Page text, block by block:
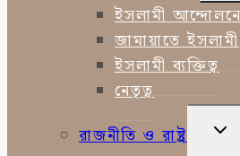
ইসলামী
জামায়াতে ইসলামী
ইসলামী ব্যক্তিত্ব
নেতৃত্ব
রাজনীতি ও রাষ্ট্র